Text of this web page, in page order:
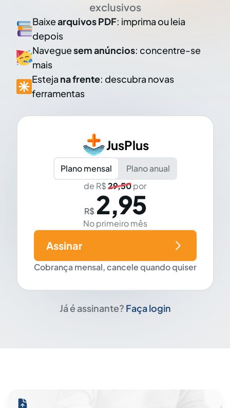
exclusivos
Baixearquivos PDF: imprima ou leia
depois
Naveguesem anúncios: concentre-se
mais
Esteja na frente: descubra novas
ferramentas
JusPlus
Plano mensal
Plano anual
de R$29,50por
R$ 2,95
No primeiro mês
Cobrança mensal, cancele quando quiser
Assinar
Já é assinante? Faça login